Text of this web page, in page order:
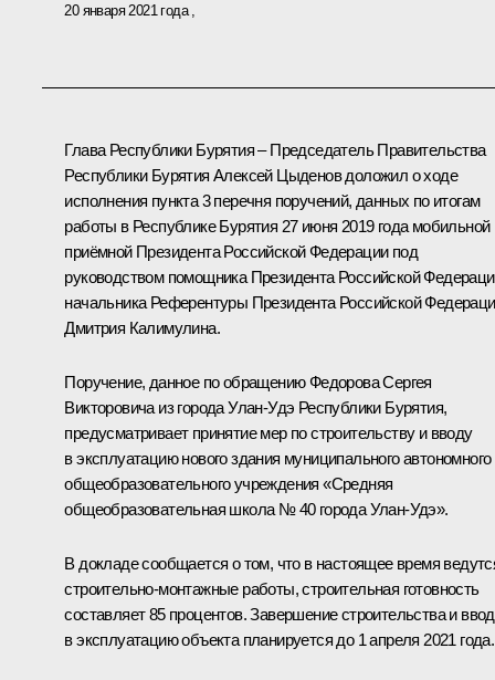
20 января 2021 года
Глава Республики Бурятия – Председатель Правительства
Республики Бурятия Алексей Цыденов доложил о ходе
исполнения пункта 3 перечня поручений, данных по итогам
работы в Республике Бурятия 27 июня 2019 года мобильной
приёмной Президента Российской Федерации под
руководством помощника Президента Российской
начальника Референтуры Президента Российской
Дмитрия Калимулина.
Поручение, данное по обращению Федорова Сергея
Викторовича из города Улан-Удэ Республики Бурятия,
предусматривает принятие мер по строительству и вводу
в эксплуатацию нового здания муниципального автономного
общеобразовательного учреждения «Средняя
общеобразовательная школа № 40 города Улан-Удэ».
В докладе сообщается о том, что в настоящее время
строительно-монтажные работы, строительная готовность
составляет 85 процентов. Завершение строительства и ввод
в эксплуатацию объекта планируется до 1 апреля 2021 года.